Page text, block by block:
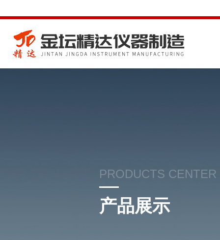
PRODUCTS CENTER
产品展示